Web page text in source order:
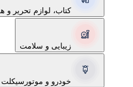
کتاب، لوازم تحریر و هنر
زیبایی و سلامت
خودرو و موتورسیکلت